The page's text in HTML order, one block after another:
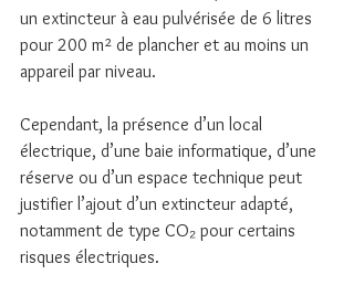
un extincteur à eau pulvérisée de 6 litres
pour 200 m² de plancher et au moins un
appareil par niveau.
Cependant, la présence d’un local
électrique, d’une baie informatique, d’une
réserve ou d’un espace technique peut
justifier l’ajout d’un extincteur adapté,
notamment de type CO₂ pour certains
risques électriques.